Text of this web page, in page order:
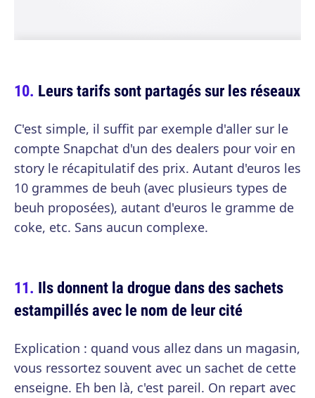
Leurs tarifs sont partagés sur les réseaux
C'est simple, il suffit par exemple d'aller sur le
compte Snapchat d'un des dealers pour voir en
story le récapitulatif des prix. Autant d'euros les
10 grammes de beuh (avec plusieurs types de
beuh proposées), autant d'euros le gramme de
coke, etc. Sans aucun complexe.
Ils donnent la drogue dans des sachets
estampillés avec le nom de leur cité
Explication : quand vous allez dans un magasin,
vous ressortez souvent avec un sachet de cette
enseigne. Eh ben là, c'est pareil. On repart avec